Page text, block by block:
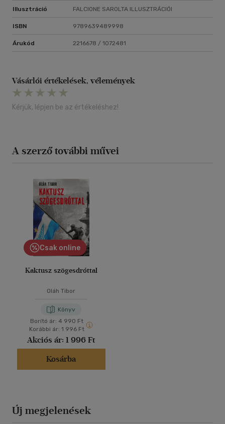
Illusztráció FALCIONE SAROLTA ILLUSZTRÁCIÓI
ISBN 9789639489998
Árukód 2216678 / 1072481
Vásárlói értékelések, vélemények
Kérjük, lépjen be az értékeléshez!
A szerző további művei
Csak online
Kaktusz szögesdróttal
Oláh Tibor
Könyv
Borító ár: 4 990 Ft
Korábbi ár: 1 996 Ft
Akciós ár: 1 996 Ft
Kosárba
Új megjelenések